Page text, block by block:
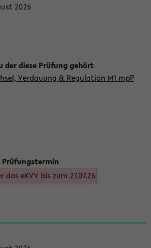
2026
Verdauung & Regulation M1 mpP
eKVV bis zum 27.07.26